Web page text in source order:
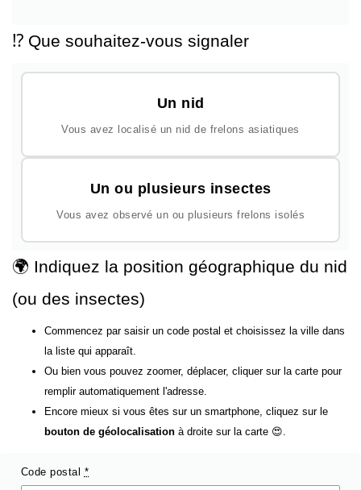
⁉️ Que souhaitez-vous signaler
Un nid
Vous avez localisé un nid de frelons asiatiques
Un ou plusieurs insectes
Vous avez observé un ou plusieurs frelons isolés
🌍 Indiquez la position géographique du nid
(ou des insectes)
Commencez par saisir un code postal et choisissez la ville dans
la liste qui apparaît.
Ou bien vous pouvez zoomer, déplacer, cliquer sur la carte pour
remplir automatiquement l'adresse.
Encore mieux si vous êtes sur un smartphone, cliquez sur le
bouton de géolocalisation à droite sur la carte 😍.
Code postal *